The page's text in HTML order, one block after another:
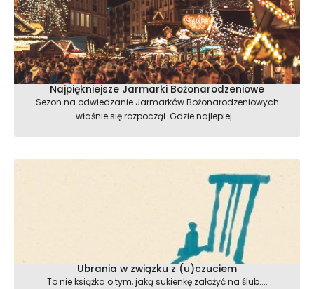
Najpiękniejsze Jarmarki Bożonarodzeniowe
Sezon na odwiedzanie Jarmarków Bożonarodzeniowych
właśnie się rozpoczął. Gdzie najlepiej...
Ubrania w związku z (u)czuciem
To nie książka o tym, jaką sukienkę założyć na ślub....